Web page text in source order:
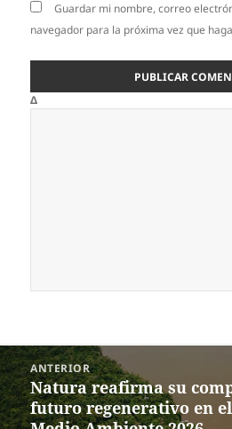
Guardar mi nombre, correo
navegador para la próxima vez que
Δ
Navegación
de
entradas
ANTERIOR
Entrada
anterior:
Natura reafirma su
futuro regenerativo en